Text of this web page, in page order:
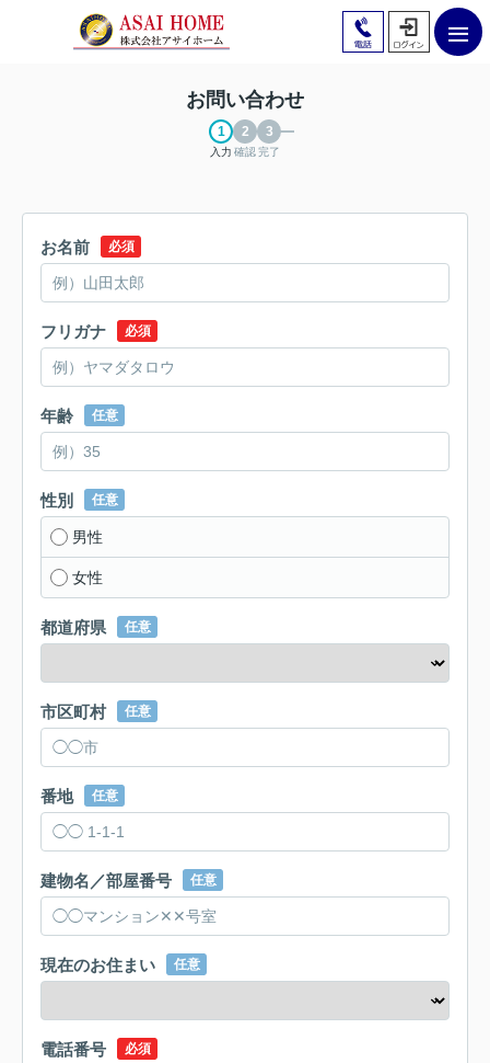
お問い合わせ
入力 確認完了
お名前 必須
フリガナ 必須
年齢 任意
性別 任意
男性
女性
都道府県 任意
市区町村 任意
番地 任意
建物名／部屋番号 任意
現在のお住まい 任意
電話番号 必須